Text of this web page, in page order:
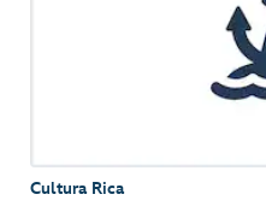
Cultura Rica